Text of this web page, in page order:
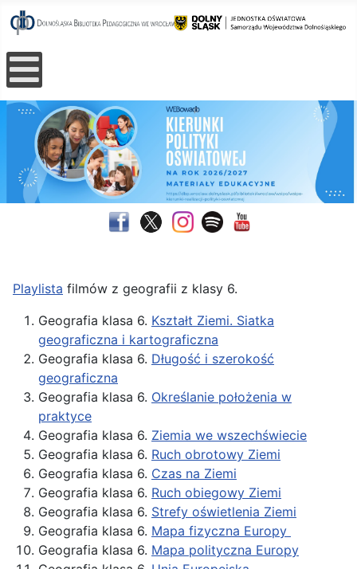
Playlista filmów z geografii z klasy 6.
Geografia klasa 6. Kształt Ziemi. Siatka
geograficzna i kartograficzna
Geografia klasa 6. Długość i szerokość
geograficzna
Geografia klasa 6. Określanie położenia w
praktyce
Geografia klasa 6. Ziemia we wszechświecie
Geografia klasa 6. Ruch obrotowy Ziemi
Geografia klasa 6. Czas na Ziemi
Geografia klasa 6. Ruch obiegowy Ziemi
Geografia klasa 6. Strefy oświetlenia Ziemi
Geografia klasa 6. Mapa fizyczna Europy
Geografia klasa 6. Mapa polityczna Europy